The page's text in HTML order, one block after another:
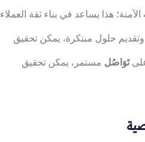
هذا يساعد في بناء ثقة العملاء
حلول مبتكرة، يمكن تحقيق
علىتَوَاصُل مستمر، يمكن تحقيق